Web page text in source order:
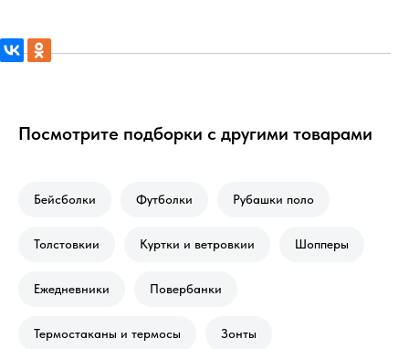
Посмотрите подборки с другими товарами
Бейсболки Футболки Рубашки поло
Толстовкии Куртки и ветровкии Шопперы
Ежедневники Повербанки
Термостаканы и термосы Зонты